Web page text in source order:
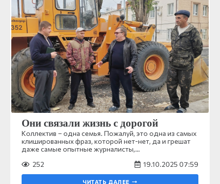
Они связали жизнь с дорогой
Коллектив – одна семья. Пожалуй, это одна из самых
клишированных фраз, которой нет-нет, да и грешат
даже самые опытные журналисты,…
252
19.10.2025 07:59
ЧИТАТЬ ДАЛЕЕ